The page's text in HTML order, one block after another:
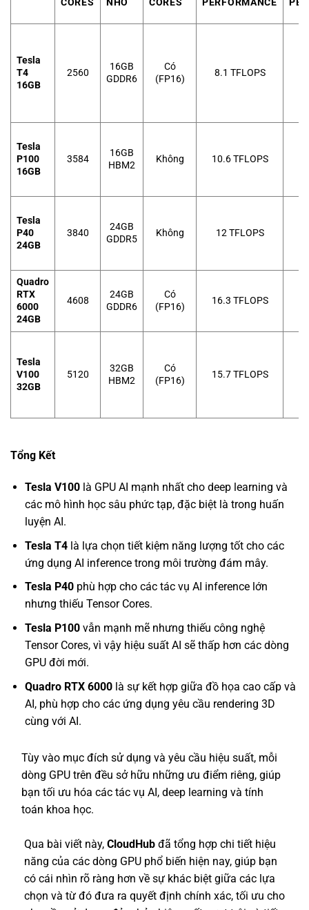
CORES NHỚ CORES PERFORMANCE
Tesla
T4
16GB
2560
16GB
GDDR6
Có
(FP16)
8.1 TFLOPS
Tesla
P100
16GB
3584
16GB
HBM2
Không 10.6 TFLOPS
Tesla
P40
24GB
3840
24GB
GDDR5
Không 12 TFLOPS
Quadro
RTX
6000
24GB
4608
24GB
GDDR6
Có
(FP16)
16.3 TFLOPS
Tesla
V100
32GB
5120
32GB
HBM2
Có
(FP16)
15.7 TFLOPS
Tổng Kết
Tesla V100là GPU AI mạnh nhất cho deep learning và
các mô hình học sâu phức tạp, đặc biệt là trong huấn
luyện AI.
Tesla T4là lựa chọn tiết kiệm năng lượng tốt cho các
ứng dụng AI inference trong môi trường đám mây.
Tesla P40phù hợp cho các tác vụ AI inference lớn
nhưng thiếu Tensor Cores.
Tesla P100vẫn mạnh mẽ nhưng thiếu công nghệ
Tensor Cores, vì vậy hiệu suất AI sẽ thấp hơn các dòng
GPU đời mới.
Quadro RTX 6000là sự kết hợp giữa đồ họa cao cấp và
AI, phù hợp cho các ứng dụng yêu cầu rendering 3D
cùng với AI.
Tùy vào mục đích sử dụng và yêu cầu hiệu suất, mỗi
dòng GPU trên đều sở hữu những ưu điểm riêng, giúp
bạn tối ưu hóa các tác vụ AI, deep learning và tính
toán khoa học.
Qua bài viết này, CloudHub đã tổng hợp chi tiết hiệu
năng của các dòng GPU phổ biến hiện nay, giúp bạn
có cái nhìn rõ ràng hơn về sự khác biệt giữa các lựa
chọn và từ đó đưa ra quyết định chính xác, tối ưu cho